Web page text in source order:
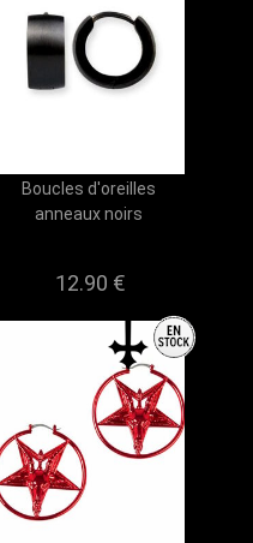
Boucles d'oreilles
anneaux noirs
12.90 €